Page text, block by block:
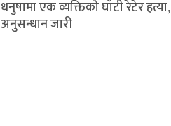
धनुषामा एक व्यक्तिको घाँटी रेटेर हत्या,
अनुसन्धान जारी